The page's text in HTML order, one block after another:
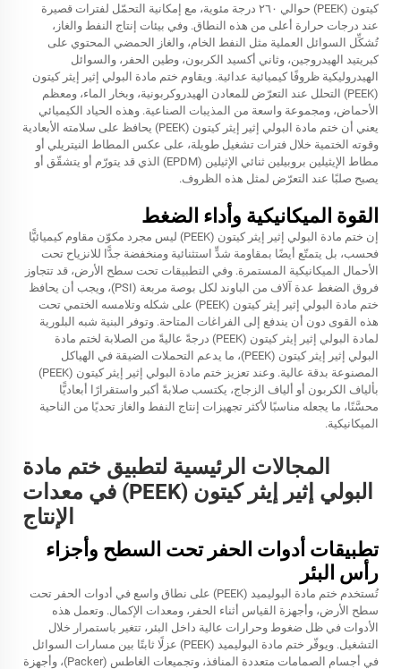
كيتون (PEEK) حوالي ٢٦٠ درجة مئوية، مع إمكانية التحمّل لفترات قصيرة
عند درجات حرارة أعلى من هذه النطاق. وفي بيئات إنتاج النفط والغاز،
تُشكِّل السوائل العملية مثل النفط الخام، والغاز الحمضي المحتوي على
كبريتيد الهيدروجين، وثاني أكسيد الكربون، وطين الحفر، والسوائل
الهيدروليكية ظروفًا كيميائية عدائية. ويقاوم ختم مادة البولي إثير إيثر كيتون
(PEEK) التحلل عند التعرّض للمعادن الهيدروكربونية، وبخار الماء، ومعظم
الأحماض، ومجموعة واسعة من المذيبات الصناعية. وهذه الحياد الكيميائي
يعني أن ختم مادة البولي إثير إيثر كيتون (PEEK) يحافظ على سلامته الأبعادية
وقوته الختمية خلال فترات تشغيل طويلة، على عكس المطاط النيتريلي أو
مطاط الإيثيلين بروبيلين ثنائي الإثيلين (EPDM) الذي قد يتورّم أو يتشقّق أو
يصبح صلبًا عند التعرّض لمثل هذه الظروف.
القوة الميكانيكية وأداء الضغط
إن ختم مادة البولي إثير إيثر كيتون (PEEK) ليس مجرد مكوّن مقاوم كيميائيًّا
فحسب، بل يتمتّع أيضًا بمقاومة شدٍّ استثنائية ومنخفضة جدًّا للانزياح تحت
الأحمال الميكانيكية المستمرة. وفي التطبيقات تحت سطح الأرض، قد تتجاوز
فروق الضغط عدة آلاف من الباوند لكل بوصة مربعة (PSI)، ويجب أن يحافظ
ختم مادة البولي إثير إيثر كيتون (PEEK) على شكله وتلامسه الختمي تحت
هذه القوى دون أن يندفع إلى الفراغات المتاحة. وتوفر البنية شبه البلورية
لمادة البولي إثير إيثر كيتون (PEEK) درجةً عاليةً من الصلابة لختم مادة
البولي إثير إيثر كيتون (PEEK)، ما يدعم التحملات الضيقة في الهياكل
المصنوعة بدقة عالية. وعند تعزيز ختم مادة البولي إثير إيثر كيتون (PEEK)
بألياف الكربون أو ألياف الزجاج، يكتسب صلابةً أكبر واستقرارًا أبعاديًّا
محسَّنًا، ما يجعله مناسبًا لأكثر تجهيزات إنتاج النفط والغاز تحديًا من الناحية
الميكانيكية.
المجالات الرئيسية لتطبيق ختم مادة
البولي إثير إيثر كيتون (PEEK) في معدات
الإنتاج
تطبيقات أدوات الحفر تحت السطح وأجزاء
رأس البئر
تُستخدم ختم مادة البوليميد (PEEK) على نطاق واسع في أدوات الحفر تحت
سطح الأرض، وأجهزة القياس أثناء الحفر، ومعدات الإكمال. وتعمل هذه
الأدوات في ظل ضغوط وحرارات عالية داخل البئر، تتغير باستمرار خلال
التشغيل. ويوفّر ختم مادة البوليميد (PEEK) عزلًا ثابتًا بين مسارات السوائل
في أجسام الصمامات متعددة المنافذ، وتجميعات الغاطس (Packer)، وأجهزة